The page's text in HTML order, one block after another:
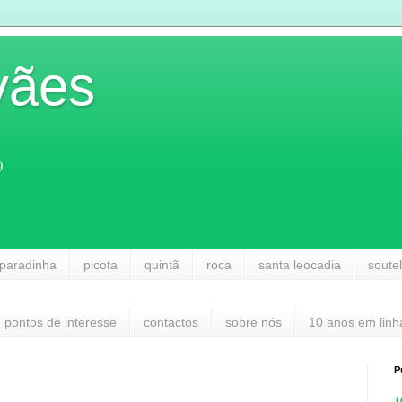
picota quintã roca santa leocadia
pontos de interesse contactos sobre nós 10 anos em